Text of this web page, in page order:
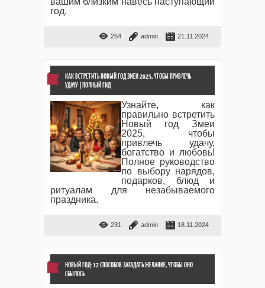
год.
264 admin 21.11.2024
КАК ВСТРЕТИТЬ НОВЫЙ ГОД ЗМЕИ 2025, ЧТОБЫ ПРИВЛЕЧЬ
УДАЧУ | ПОЛНЫЙ ГИД
Узнайте, как
правильно встретить
Новый год Змеи
2025, чтобы
привлечь удачу,
богатство и любовь!
Полное руководство
по выбору нарядов,
подарков, блюд и
ритуалам для незабываемого
праздника.
231 admin 18.11.2024
НОВЫЙ ГОД: 12 СПОСОБОВ ЗАГАДАТЬ ЖЕЛАНИЕ, ЧТОБЫ ОНО
СБЫЛОСЬ